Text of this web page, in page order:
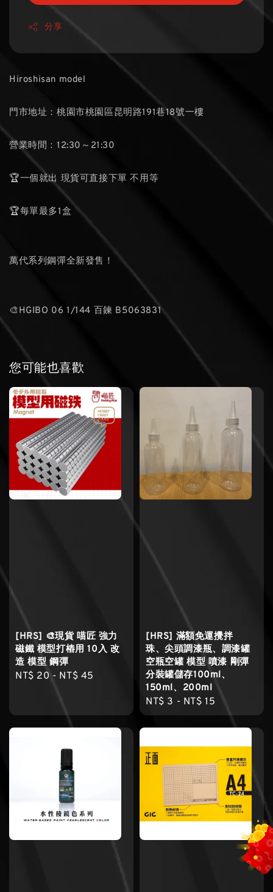
分享
Hiroshisan model
門市地址：桃園市桃園區昆明路191巷18號一樓
營業時間：12:30～21:30
🏆一個就出 現貨可直接下單 不用等
🏆每單最多1盒
萬代系列鋼彈全新發售！
🎨HGIBO 06 1/144 百鍊 B5063831
您可能也喜歡
[HRS] 🎨現貨 喵匠 強力
磁鐵 模型打樁用 10入 改
造 模型 鋼彈
Regular
NT$ 20 - NT$ 45
[HRS] 滿額免運攪拌
珠、尖頭調漆瓶、調漆罐
空瓶空罐 模型 噴漆 剛彈
分裝罐儲存100ml、
150ml、200ml
Regular
price
NT$ 3 - NT$ 15